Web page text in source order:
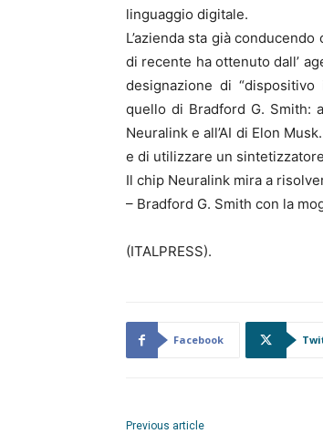
linguaggio digitale.
L’azienda sta già
di recente ha ottenuto dall’
designazione di
quello di Bradford G. Smith:
Neuralink e all’AI di Elon
e di utilizzare un
Il chip Neuralink mira a
– Bradford G. Smith con la
(ITALPRESS).
Facebook
Previous article